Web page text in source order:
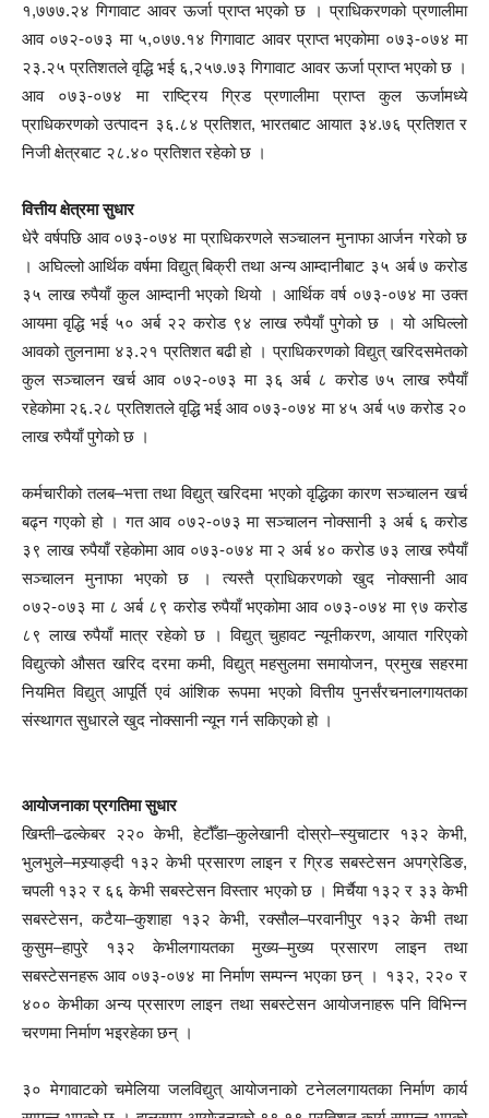
१,७७७.२४ गिगावाट आवर ऊर्जा प्राप्त भएको छ । प्राधिकरणको प्रणालीमा
आव ०७२-०७३ मा ५,०७७.१४ गिगावाट आवर प्राप्त भएकोमा ०७३-०७४ मा
२३.२५ प्रतिशतले वृद्धि भई ६,२५७.७३ गिगावाट आवर ऊर्जा प्राप्त भएको छ ।
आव ०७३-०७४ मा राष्ट्रिय ग्रिड प्रणालीमा प्राप्त कुल ऊर्जामध्ये
प्राधिकरणको उत्पादन ३६.८४ प्रतिशत, भारतबाट आयात ३४.७६ प्रतिशत र
निजी क्षेत्रबाट २८.४० प्रतिशत रहेको छ ।
वित्तीय क्षेत्रमा सुधार
धेरै वर्षपछि आव ०७३-०७४ मा प्राधिकरणले सञ्चालन मुनाफा आर्जन गरेको छ
। अघिल्लो आर्थिक वर्षमा विद्युत् बिक्री तथा अन्य आम्दानीबाट ३५ अर्ब ७ करोड
३५ लाख रुपैयाँ कुल आम्दानी भएको थियो । आर्थिक वर्ष ०७३-०७४ मा उक्त
आयमा वृद्धि भई ५० अर्ब २२ करोड ९४ लाख रुपैयाँ पुगेको छ । यो अघिल्लो
आवको तुलनामा ४३.२१ प्रतिशत बढी हो । प्राधिकरणको विद्युत् खरिदसमेतको
कुल सञ्चालन खर्च आव ०७२-०७३ मा ३६ अर्ब ८ करोड ७५ लाख रुपैयाँ
रहेकोमा २६.२८ प्रतिशतले वृद्धि भई आव ०७३-०७४ मा ४५ अर्ब ५७ करोड २०
लाख रुपैयाँ पुगेको छ ।
कर्मचारीको तलब–भत्ता तथा विद्युत् खरिदमा भएको वृद्धिका कारण सञ्चालन खर्च
बढ्न गएको हो । गत आव ०७२-०७३ मा सञ्चालन नोक्सानी ३ अर्ब ६ करोड
३९ लाख रुपैयाँ रहेकोमा आव ०७३-०७४ मा २ अर्ब ४० करोड ७३ लाख रुपैयाँ
सञ्चालन मुनाफा भएको छ । त्यस्तै प्राधिकरणको खुद नोक्सानी आव
०७२-०७३ मा ८ अर्ब ८९ करोड रुपैयाँ भएकोमा आव ०७३-०७४ मा ९७ करोड
८९ लाख रुपैयाँ मात्र रहेको छ । विद्युत् चुहावट न्यूनीकरण, आयात गरिएको
विद्युत्को औसत खरिद दरमा कमी, विद्युत् महसुलमा समायोजन, प्रमुख सहरमा
नियमित विद्युत् आपूर्ति एवं आंशिक रूपमा भएको वित्तीय पुनर्संरचनालगायतका
संस्थागत सुधारले खुद नोक्सानी न्यून गर्न सकिएको हो ।
आयोजनाका प्रगतिमा सुधार
खिम्ती–ढल्केबर २२० केभी, हेटौँडा–कुलेखानी दोस्रो–स्युचाटार १३२ केभी,
भुलभुले–मस्र्याङ्दी १३२ केभी प्रसारण लाइन र ग्रिड सबस्टेसन अपग्रेडिङ,
चपली १३२ र ६६ केभी सबस्टेसन विस्तार भएको छ । मिर्चैया १३२ र ३३ केभी
सबस्टेसन, कटैया–कुशाहा १३२ केभी, रक्सौल–परवानीपुर १३२ केभी तथा
कुसुम–हापुरे १३२ केभीलगायतका मुख्य–मुख्य प्रसारण लाइन तथा
सबस्टेसनहरू आव ०७३-०७४ मा निर्माण सम्पन्न भएका छन् । १३२, २२० र
४०० केभीका अन्य प्रसारण लाइन तथा सबस्टेसन आयोजनाहरू पनि विभिन्न
चरणमा निर्माण भइरहेका छन् ।
३० मेगावाटको चमेलिया जलविद्युत् आयोजनाको टनेललगायतका निर्माण कार्य